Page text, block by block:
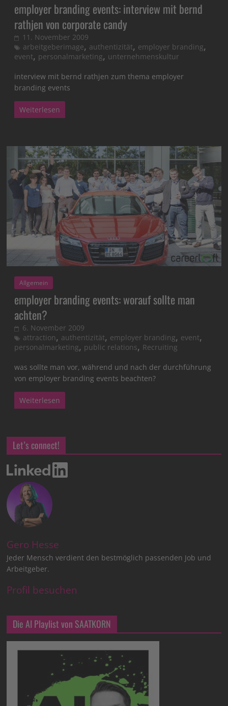
employer branding events: interview mit bernd
rathjen von corporate candy
11. November 2009
arbeitgeberimage, authentizität, employer branding,
event, personalmarketing, unternehmenskultur
interview mit bernd rathjen zum thema employer
branding events
Weiterlesen
Allgemein
employer branding events: worauf sollte man
achten?
6. November 2009
attraction, authentizität, employer branding, event,
personalmarketing, public relations, Recruiting
was sollte man vor, während und nach der durchführung
von employer branding events beachten?
Weiterlesen
Let’s connect!
Gero Hesse
Jeder Mensch verdient den bestmöglich passenden Job und
Arbeitgeber.
Profil besuchen
Die AI Playlist von SAATKORN